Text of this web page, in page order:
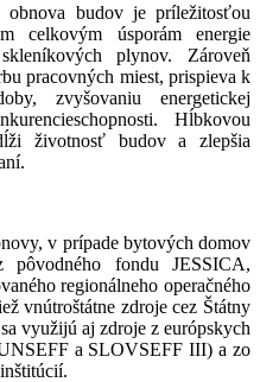
budov je príležitosťou
celkovým úsporám energie
plynov. Zároveň
pracovných miest, prispieva k
zvyšovaniu energetickej
Hĺbkovou
životnosť budov a zlepšia
v prípade bytových domov
fondu JESSICA,
regionálneho operačného
vnútroštátne zdroje cez Štátny
využijú aj zdroje z európskych
a SLOVSEFF III) a zo